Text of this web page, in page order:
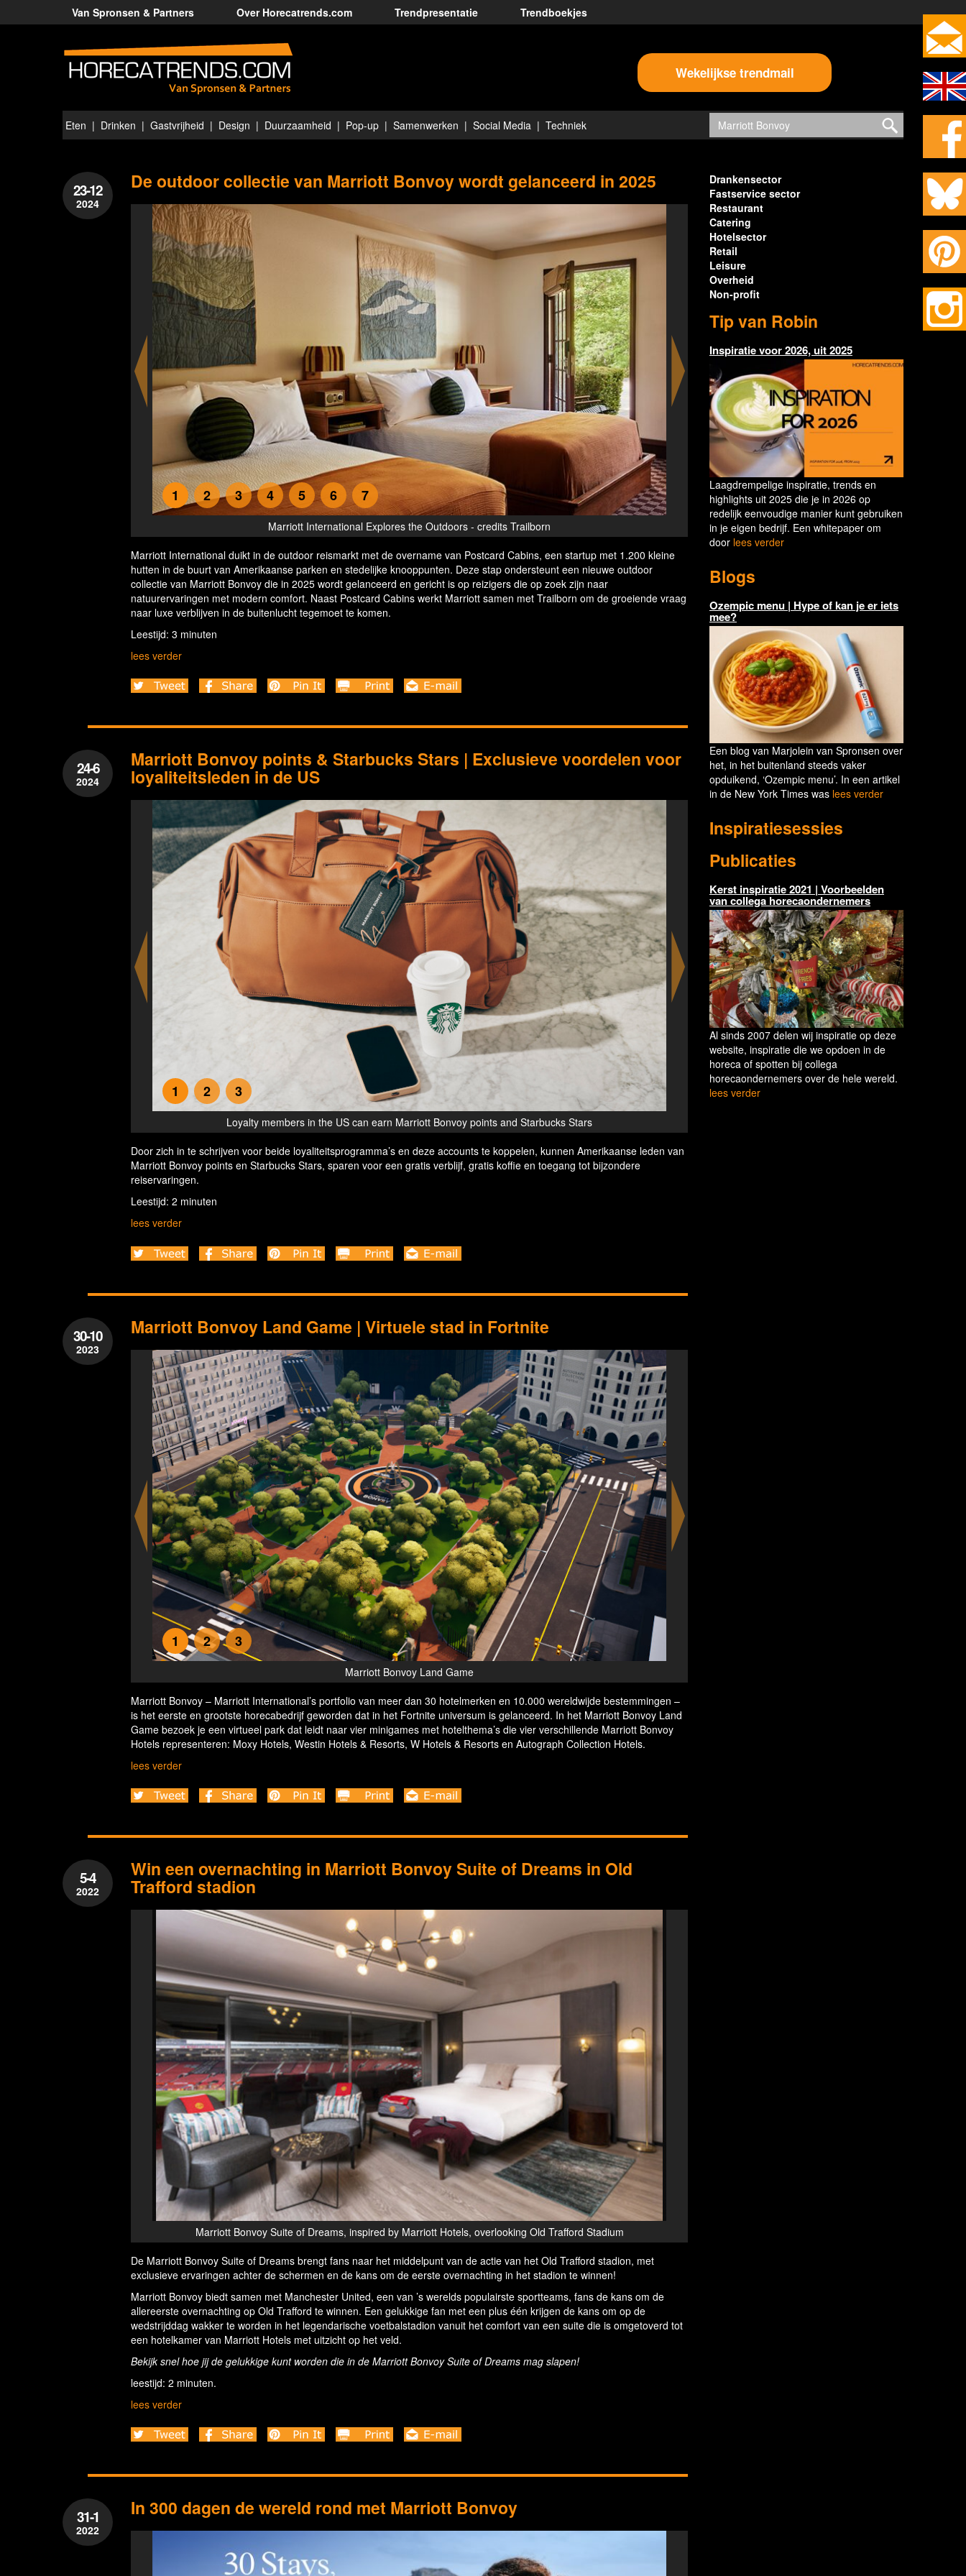
Van Spronsen & Partners Over Horecatrends.com Trendpresentatie Trendboekjes
Wekelijkse trendmail
Eten Drinken Gastvrijheid Design Duurzaamheid Pop-up Samenwerken Social Media Techniek
23-12
2024
De outdoor collectie van Marriott Bonvoy wordt gelanceerd in 2025
Marriott International Explores the Outdoors - credits Trailborn Marriott International Explores the
1 2 3 4 5 6 7
Marriott International duikt in de outdoor reismarkt met de overname van Postcard Cabins, een startup met 1.200 kleine
hutten in de buurt van Amerikaanse parken en stedelijke knooppunten. Deze stap ondersteunt een nieuwe outdoor
collectie van Marriott Bonvoy die in 2025 wordt gelanceerd en gericht is op reizigers die op zoek zijn naar
natuurervaringen met modern comfort. Naast Postcard Cabins werkt Marriott samen met Trailborn om de groeiende vraag
naar luxe verblijven in de buitenlucht tegemoet te komen.
Leestijd: 3 minuten
lees verder
24-6
2024
Marriott Bonvoy points & Starbucks Stars | Exclusieve voordelen voor
loyaliteitsleden in de US
Loyalty members in the US can earn Marriott Bonvoy points and Starbucks Stars
1 2 3
Door zich in te schrijven voor beide loyaliteitsprogramma’s en deze accounts te koppelen, kunnen Amerikaanse leden van
Marriott Bonvoy points en Starbucks Stars, sparen voor een gratis verblijf, gratis koffie en toegang tot bijzondere
reiservaringen.
Leestijd: 2 minuten
lees verder
30-10
2023
Marriott Bonvoy Land Game | Virtuele stad in Fortnite
Marriott Bonvoy Land Game
1 2 3
Marriott Bonvoy – Marriott International’s portfolio van meer dan 30 hotelmerken en 10.000 wereldwijde bestemmingen –
is het eerste en grootste horecabedrijf geworden dat in het Fortnite universum is gelanceerd. In het Marriott Bonvoy Land
Game bezoek je een virtueel park dat leidt naar vier minigames met hotelthema’s die vier verschillende Marriott Bonvoy
Hotels representeren: Moxy Hotels, Westin Hotels & Resorts, W Hotels & Resorts en Autograph Collection Hotels.
lees verder
5-4
2022
Win een overnachting in Marriott Bonvoy Suite of Dreams in Old
Trafford stadion
Marriott Bonvoy Suite of Dreams, inspired by Marriott Hotels, overlooking Old Trafford Stadium
De Marriott Bonvoy Suite of Dreams brengt fans naar het middelpunt van de actie van het Old Trafford stadion, met
exclusieve ervaringen achter de schermen en de kans om de eerste overnachting in het stadion te winnen!
Marriott Bonvoy biedt samen met Manchester United, een van ’s werelds populairste sportteams, fans de kans om de
allereerste overnachting op Old Trafford te winnen. Een gelukkige fan met een plus één krijgen de kans om op de
wedstrijddag wakker te worden in het legendarische voetbalstadion vanuit het comfort van een suite die is omgetoverd tot
een hotelkamer van Marriott Hotels met uitzicht op het veld.
Bekijk snel hoe jij de gelukkige kunt worden die in de Marriott Bonvoy Suite of Dreams mag slapen!
leestijd: 2 minuten.
lees verder
31-1
2022
In 300 dagen de wereld rond met Marriott Bonvoy
Drankensector
Fastservice sector
Restaurant
Catering
Hotelsector
Retail
Leisure
Overheid
Non-profit
Tip van Robin
Inspiratie voor 2026, uit 2025
Laagdrempelige inspiratie, trends en
highlights uit 2025 die je in 2026 op
redelijk eenvoudige manier kunt gebruiken
in je eigen bedrijf. Een whitepaper om
door lees verder
Blogs
Ozempic menu | Hype of kan je er iets
mee?
Een blog van Marjolein van Spronsen over
het, in het buitenland steeds vaker
opduikend, ‘Ozempic menu’. In een artikel
in de New York Times was lees verder
Inspiratiesessies
Publicaties
Kerst inspiratie 2021 | Voorbeelden
van collega horecaondernemers
Al sinds 2007 delen wij inspiratie op deze
website, inspiratie die we opdoen in de
horeca of spotten bij collega
horecaondernemers over de hele wereld.
lees verder